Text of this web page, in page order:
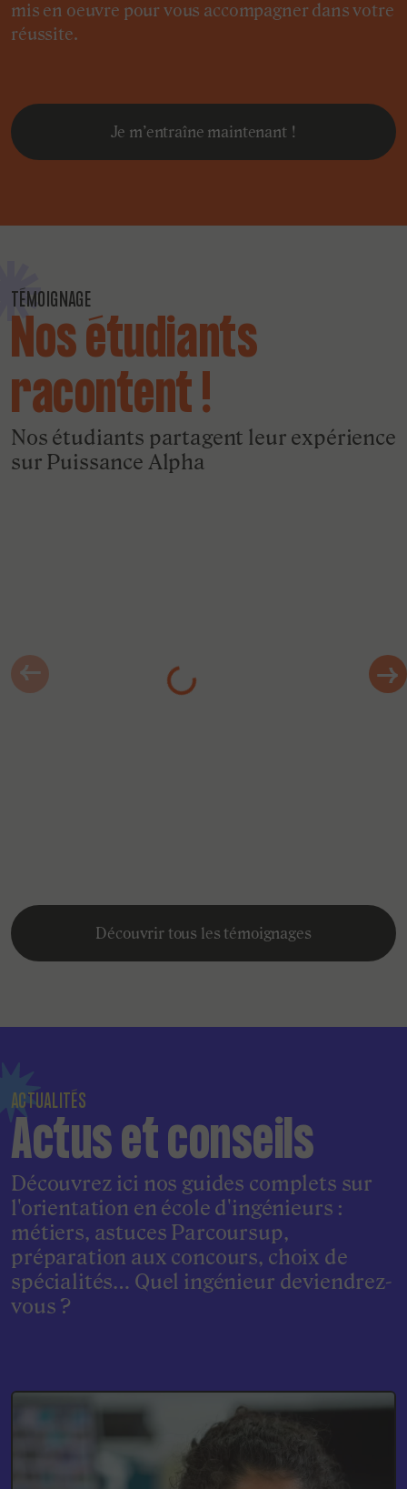
mis en oeuvre pour vous accompagner dans votre
réussite.
Je m’entraîne maintenant !
TÉMOIGNAGE
Nos étudiants
racontent !
Nos étudiants partagent leur expérience
sur Puissance Alpha
Chargement…
Découvrir tous les témoignages
ACTUALITÉS
Actus et conseils
Découvrez ici nos guides complets sur
l'orientation en école d'ingénieurs :
métiers, astuces Parcoursup,
préparation aux concours, choix de
spécialités… Quel ingénieur deviendrez-
vous ?